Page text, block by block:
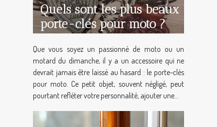
Quels sont les plus beaux
porte-clés pour moto ?
Que vous soyez un passionné de moto ou un
motard du dimanche, il y a un accessoire qui ne
devrait jamais être laissé au hasard : le porte-clés
pour moto. Ce petit objet, souvent négligé, peut
pourtant refléter votre personnalité, ajouter une...